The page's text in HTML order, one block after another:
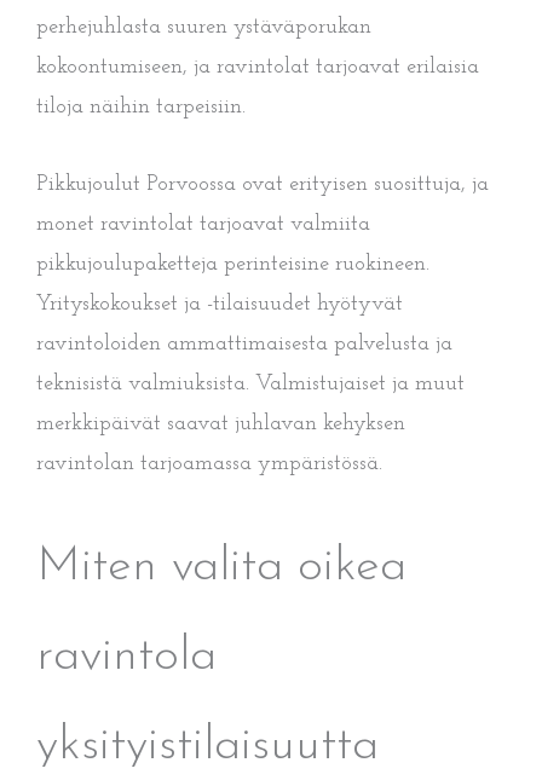
perhejuhlasta suuren ystäväporukan
kokoontumiseen, ja ravintolat tarjoavat erilaisia
tiloja näihin tarpeisiin.
Pikkujoulut Porvoossa ovat erityisen suosittuja, ja
monet ravintolat tarjoavat valmiita
pikkujoulupaketteja perinteisine ruokineen.
Yrityskokoukset ja -tilaisuudet hyötyvät
ravintoloiden ammattimaisesta palvelusta ja
teknisistä valmiuksista. Valmistujaiset ja muut
merkkipäivät saavat juhlavan kehyksen
ravintolan tarjoamassa ympäristössä.
Miten valita oikea
ravintola
yksityistilaisuutta